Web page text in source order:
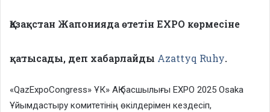
Қазақстан Жапонияда өтетін EXPO көрмесіне
қатысады, деп хабарлайды Azattyq Ruhy.
«QazExpoCongress» ҰК» АҚ басшылығы EXPO 2025 Osaka
Ұйымдастыру комитетінің өкілдерімен кездесіп,